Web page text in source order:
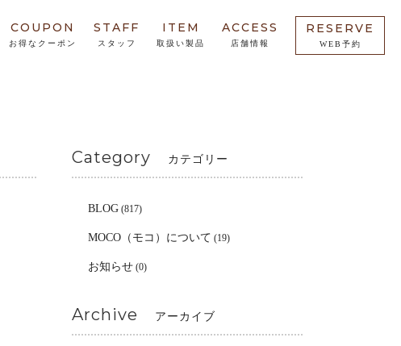
COUPON
お得なクーポン
STAFF
スタッフ
ITEM
取扱い製品
ACCESS
店舗情報
RESERVE
WEB予約
Category カテゴリー
BLOG (817)
MOCO（モコ）について (19)
お知らせ (0)
Archive アーカイブ